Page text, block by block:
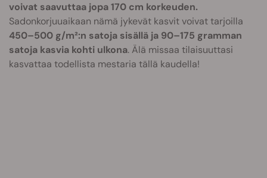
voivat saavuttaa jopa 170 cm korkeuden.
Sadonkorjuuaikaan nämä jykevät kasvit voivat tarjoilla
450–500 g/m²:n satoja sisällä ja 90–175 gramman
satoja kasvia kohti ulkona. Älä missaa tilaisuuttasi
kasvattaa todellista mestaria tällä kaudella!